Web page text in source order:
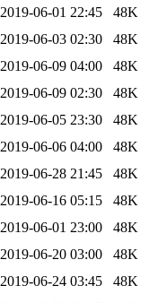
2019-06-01 22:45
48K
2019-06-03 02:30
48K
2019-06-09 04:00
48K
2019-06-09 02:30
48K
2019-06-05 23:30
48K
2019-06-06 04:00
48K
2019-06-28 21:45
48K
2019-06-16 05:15
48K
2019-06-01 23:00
48K
2019-06-20 03:00
48K
2019-06-24 03:45
48K